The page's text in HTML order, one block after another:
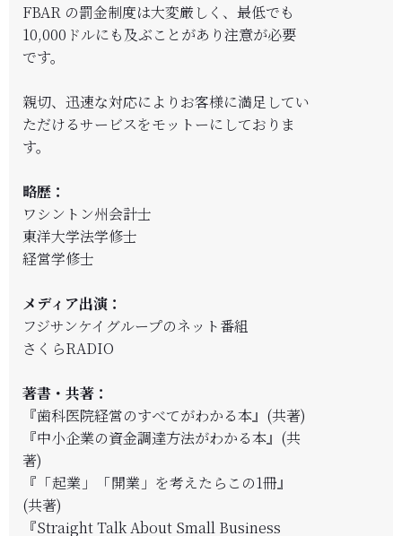
FBAR の罰金制度は大変厳しく、最低でも
10,000ドルにも及ぶことがあり注意が必要
です。
親切、迅速な対応によりお客様に満足してい
ただけるサービスをモットーにしておりま
す。
略歴：
ワシントン州会計士
東洋大学法学修士
経営学修士
メディア出演：
フジサンケイグループのネット番組
さくらRADIO
著書・共著：
『歯科医院経営のすべてがわかる本』(共著)
『中小企業の資金調達方法がわかる本』(共
著)
『 「起業」「開業」 を考えたらこの1冊』
(共著)
『Straight Talk About Small Business